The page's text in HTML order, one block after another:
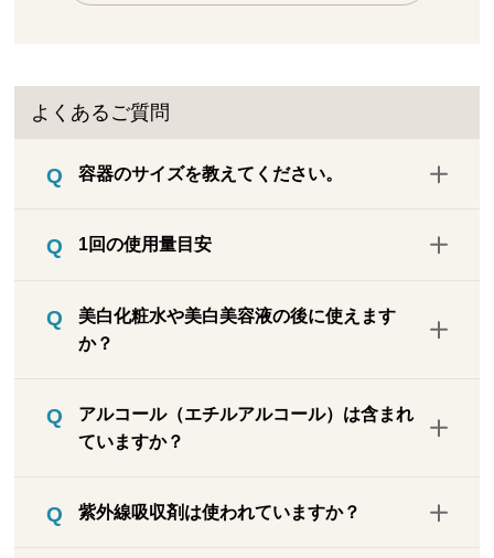
よくあるご質問
容器のサイズを教えてください。
状態）
1回の使用量目安
美白化粧水や美白美容液の後に使えます
か？
る下地です。まずは朝の洗顔後に本品のみ
でお使いください。
を使用されたい場合は、手で触れてもベタ
アルコール（エチルアルコール）は含まれ
ていますか？
ていません。
紫外線吸収剤は使われていますか？